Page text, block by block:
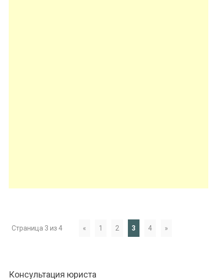
Страница 3 из 4 « 1 2 3 4 »
Консультация юриста